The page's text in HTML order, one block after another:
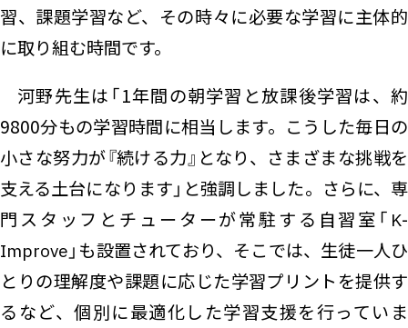
習、課題学習など、その時々に必要な学習に主体的
に取り組む時間です。
河野先生は「1年間の朝学習と放課後学習は、約
9800分もの学習時間に相当します。こうした毎日の
小さな努力が『続ける力』となり、さまざまな挑戦を
支える土台になります」と強調しました。さらに、専
門スタッフとチューターが常駐する自習室「K-
Improve」も設置されており、そこでは、生徒一人ひ
とりの理解度や課題に応じた学習プリントを提供す
るなど、個別に最適化した学習支援を行っていま